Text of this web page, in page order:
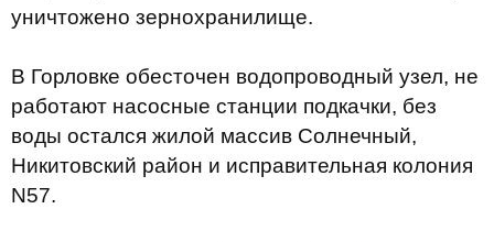
уничтожено зернохранилище.
В Горловке обесточен водопроводный узел, не
работают насосные станции подкачки, без
воды остался жилой массив Солнечный,
Никитовский район и исправительная колония
N57.